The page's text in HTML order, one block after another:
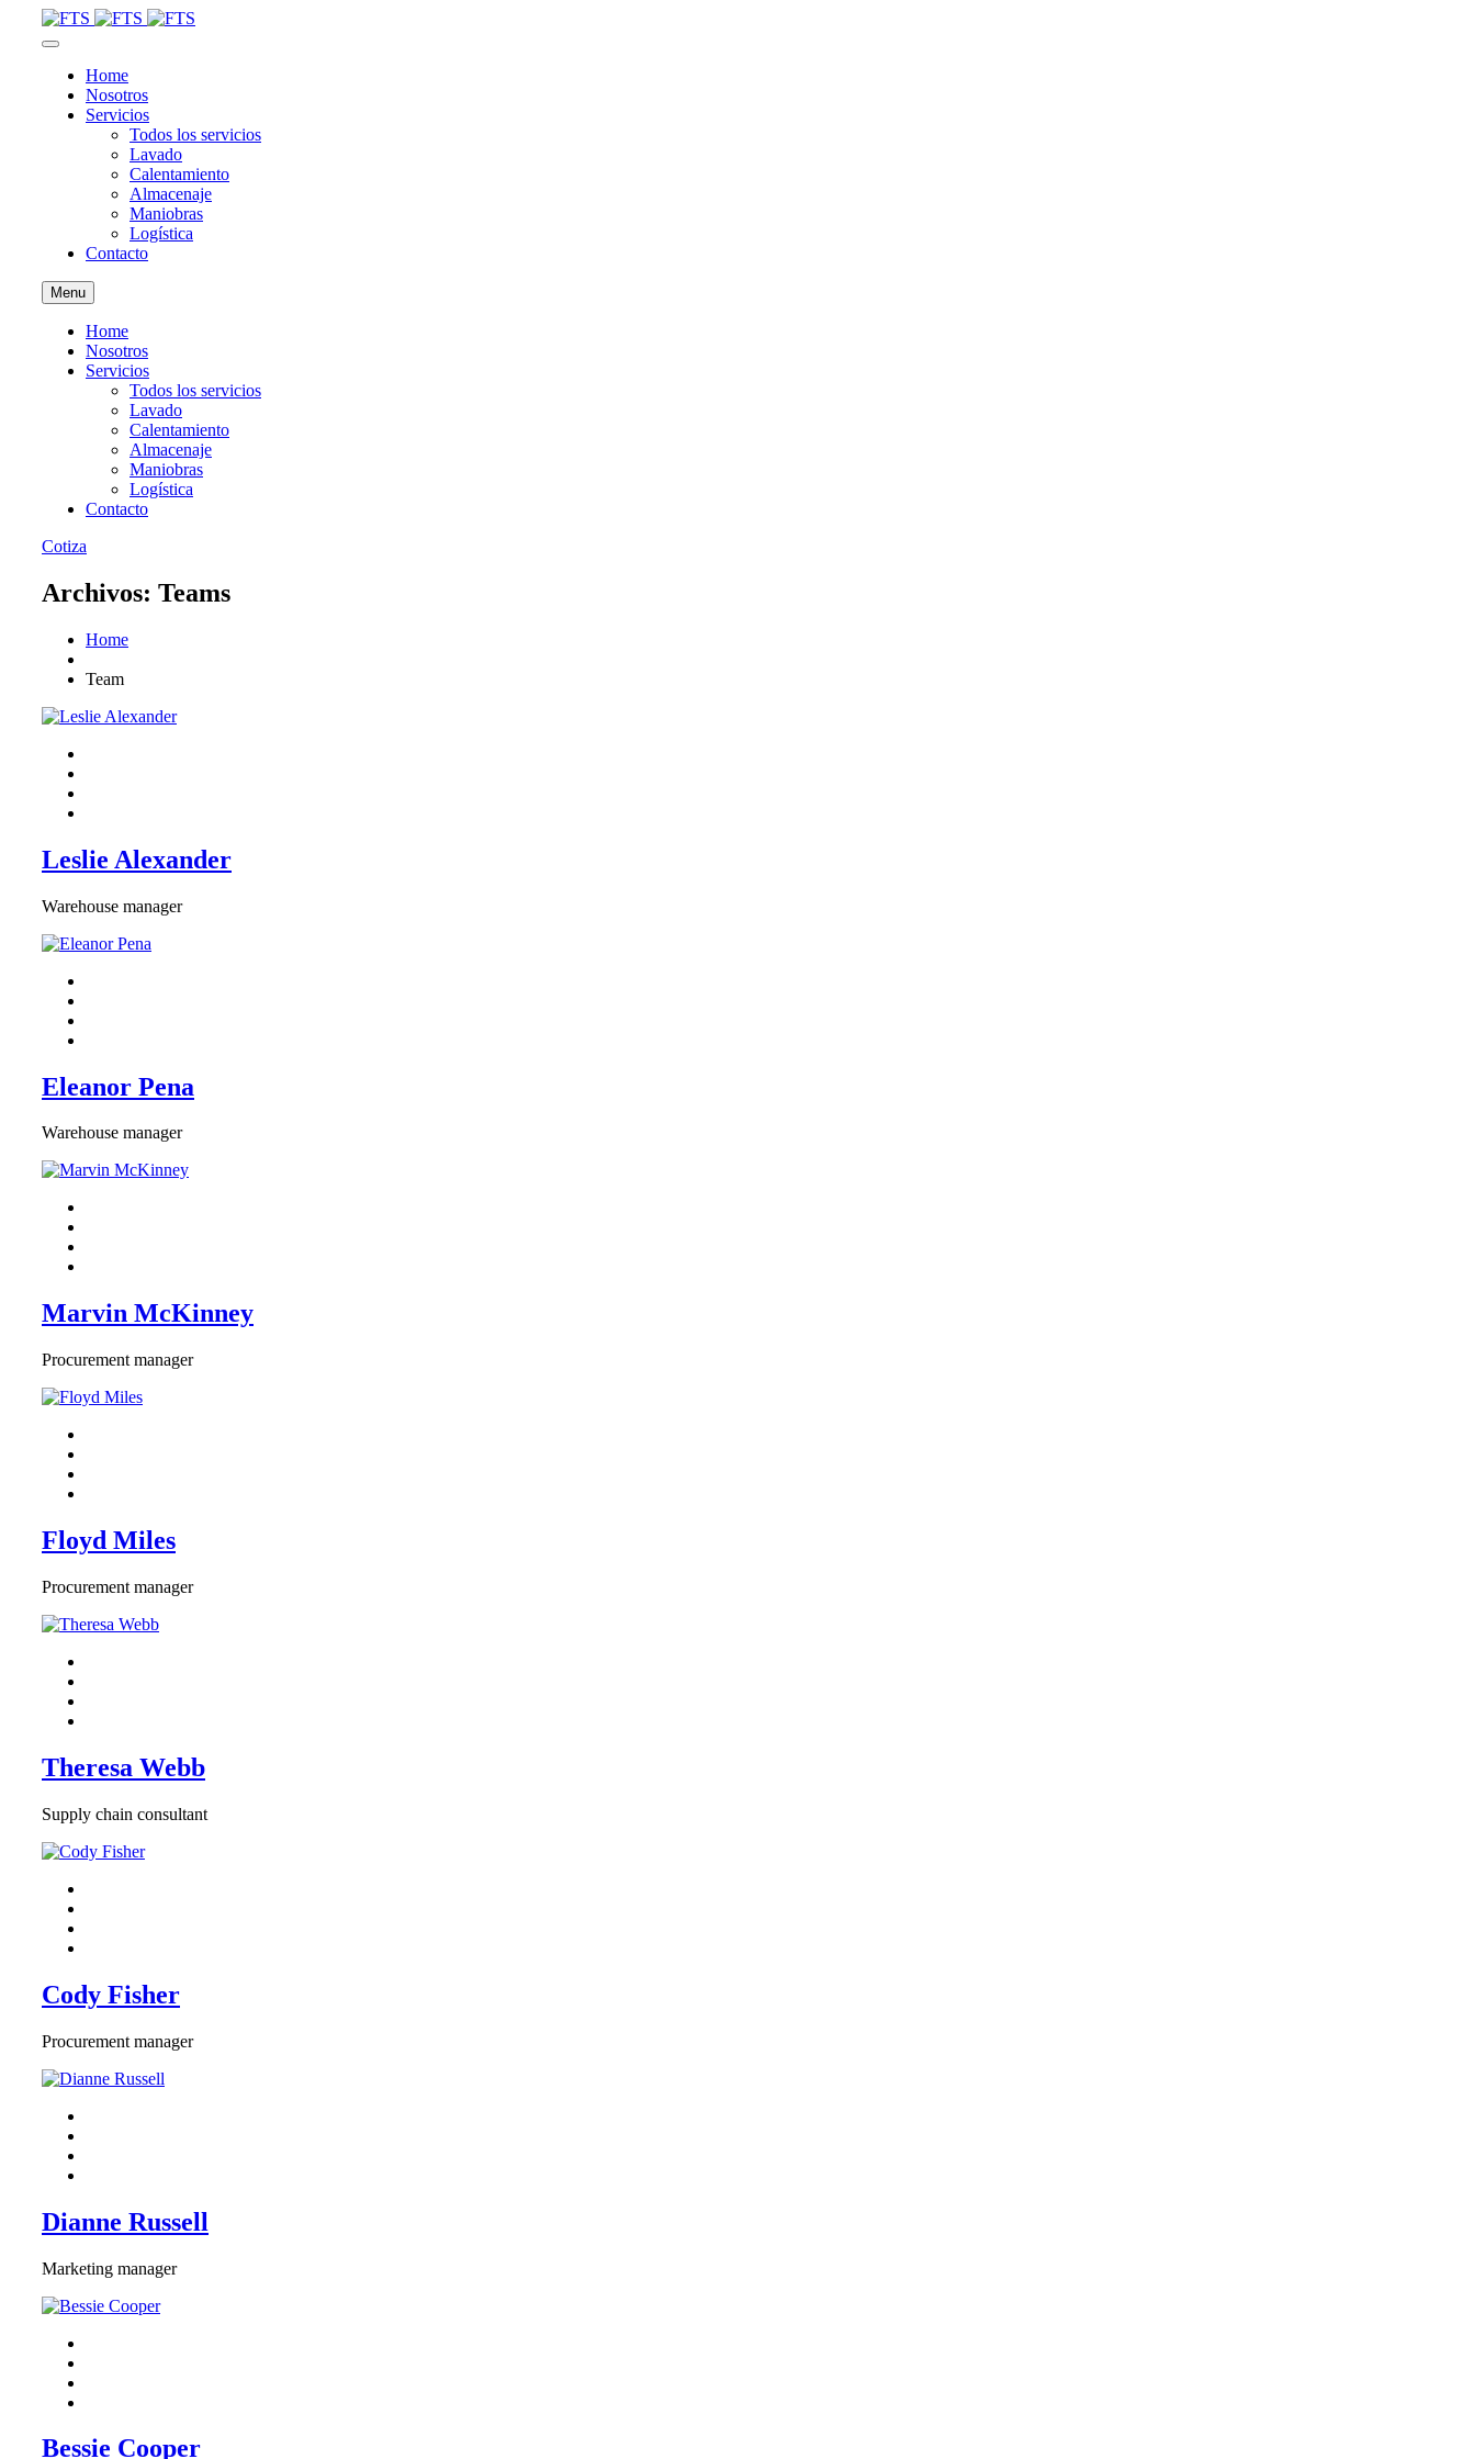
Home
Nosotros
Servicios
Todos los servicios
Lavado
Calentamiento
Almacenaje
Maniobras
Logística
Contacto
Menu
Home
Nosotros
Servicios
Todos los servicios
Lavado
Calentamiento
Almacenaje
Maniobras
Logística
Contacto
Cotiza
Archivos: Teams
Home
Team
Leslie Alexander
Warehouse manager
Eleanor Pena
Warehouse manager
Marvin McKinney
Procurement manager
Floyd Miles
Procurement manager
Theresa Webb
Supply chain consultant
Cody Fisher
Procurement manager
Dianne Russell
Marketing manager
Bessie Cooper